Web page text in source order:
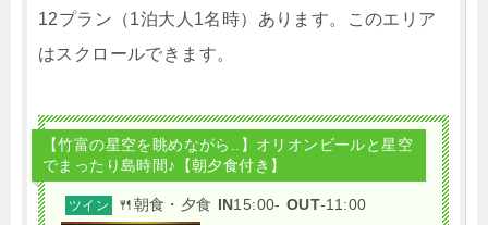
12プラン（1泊大人1名時）あります。このエリア
はスクロールできます。
【竹富の星空を眺めながら..】オリオンビールと星空
でまったり島時間♪【朝夕食付き】
ツイン 🍴朝食・夕食 IN15:00- OUT-11:00